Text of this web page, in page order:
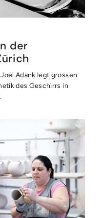
der
Adank legt grossen
des Geschirrs in